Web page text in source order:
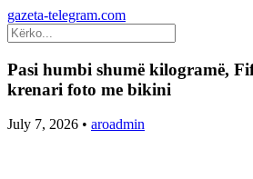
gazeta-telegram.com
Pasi humbi shumë kilogramë,
krenari foto me bikini
July 7, 2026 • aroadmin